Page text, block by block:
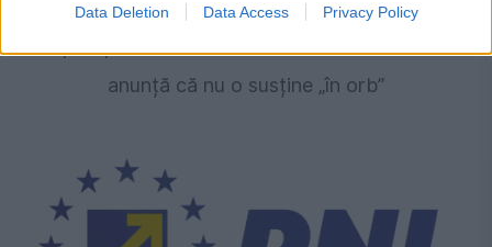
Data Deletion Data Access Privacy Policy
Parlamentul dezbate strategia de care depind
anunță că nu o susține „în orb”